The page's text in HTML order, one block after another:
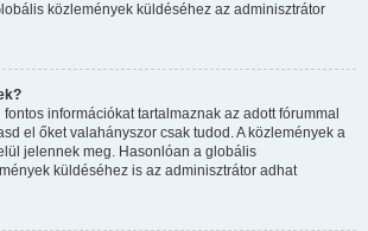
közlemények küldéséhez az adminisztrátor
információkat tartalmaznak az adott fórummal
el őket valahányszor csak tudod. A közlemények a
jelennek meg. Hasonlóan a globális
küldéséhez is az adminisztrátor adhat